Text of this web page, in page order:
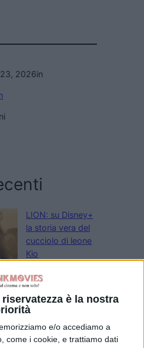
è la nostra
e/o accediamo a
come i cookie, e trattiamo dati
2026in
LION: su Disney+
la storia vera del
cucciolo di leone
Kio
War – Il Divorzio
del Secolo: il
teaser trailer della
serie novembre
su Sky e NOW